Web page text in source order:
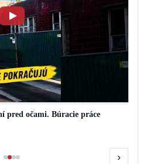
pred očami. Búracie práce
›